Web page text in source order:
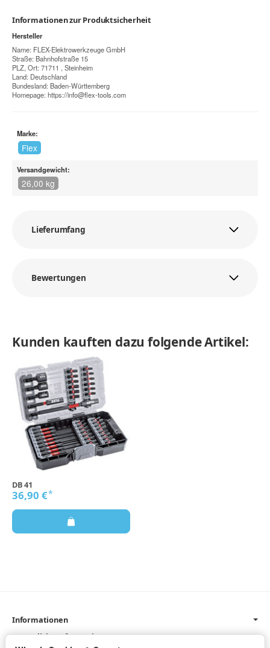
Informationen zur Produktsicherheit
Hersteller
Name: FLEX-Elektrowerkzeuge GmbH
Straße: Bahnhofstraße 15
PLZ, Ort: 71711 , Steinheim
Land: Deutschland
Bundesland: Baden-Württemberg
Homepage: https://info@flex-tools.com
Marke:
Flex
Versandgewicht:
26,00 kg
Lieferumfang
Bewertungen
Kunden kauften dazu folgende Artikel:
DB 41
36,90 €*
Informationen
Gesetzliche Informationen